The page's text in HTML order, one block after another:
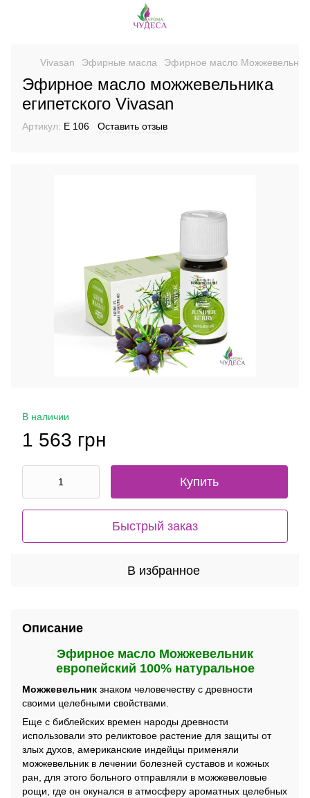
Vivasan Эфирные масла Эфирное масло
Эфирное масло можжевельника
египетского Vivasan
Артикул: E 106 Оставить отзыв
В наличии
1 563 грн
Купить
Быстрый заказ
В избранное
Описание
Эфирное масло Можжевельник
европейский 100% натуральное
Можжевельник знаком человечеству с древности
своими целебными свойствами.
Еще с библейских времен народы древности
использовали это реликтовое растение для защиты от
злых духов, американские индейцы применяли
можжевельник в лечении болезней суставов и кожных
ран, для этого больного отправляли в можжевеловые
рощи, где он окунался в атмосферу ароматных целебных